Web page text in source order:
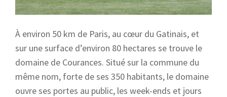
À environ 50 km de Paris, au cœur du Gatinais, et
sur une surface d’environ 80 hectares se trouve le
domaine de Courances. Situé sur la commune du
même nom, forte de ses 350 habitants, le domaine
ouvre ses portes au public, les week-ends et jours